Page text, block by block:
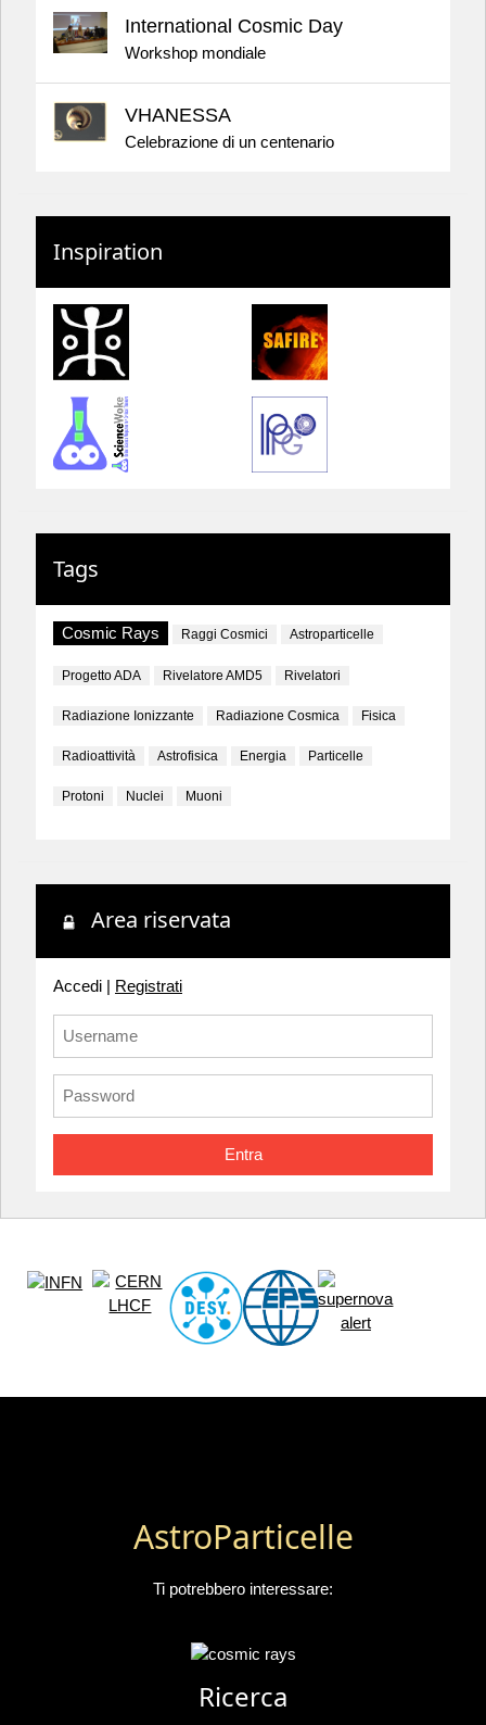
International Cosmic Day
Workshop mondiale
VHANESSA
Celebrazione di un centenario
Inspiration
Tags
Cosmic Rays Raggi Cosmici Astroparticelle
Progetto ADA Rivelatore AMD5 Rivelatori
Radiazione Ionizzante Radiazione Cosmica Fisica
Radioattività Astrofisica Energia Particelle
Protoni Nuclei Muoni
Area riservata
Accedi | Registrati
Entra
AstroParticelle
Ti potrebbero interessare:
Ricerca